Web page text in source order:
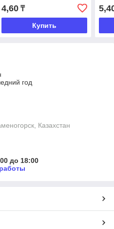
4,60₸
Купить
год
Казахстан
до 18:00